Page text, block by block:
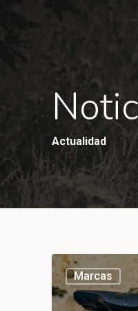
Actualidad
Marcas